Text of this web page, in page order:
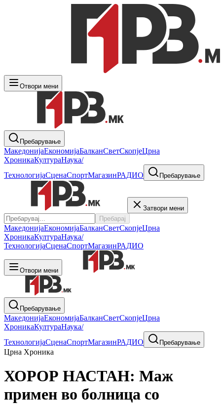
Отвори мени
Пребарување
МакедонијаЕкономијаБалканСветСкопјеЦрна
ХроникаКултураНаука/
ТехнологијаСценаСпортМагазинРАДИО Пребарување
Затвори мени
Пребарај
МакедонијаЕкономијаБалканСветСкопјеЦрна
ХроникаКултураНаука/
ТехнологијаСценаСпортМагазинРАДИО
Отвори мени
Пребарување
МакедонијаЕкономијаБалканСветСкопјеЦрна
ХроникаКултураНаука/
ТехнологијаСценаСпортМагазинРАДИО Пребарување
Црна Хроника
ХОРОР НАСТАН: Маж
примен во болница со